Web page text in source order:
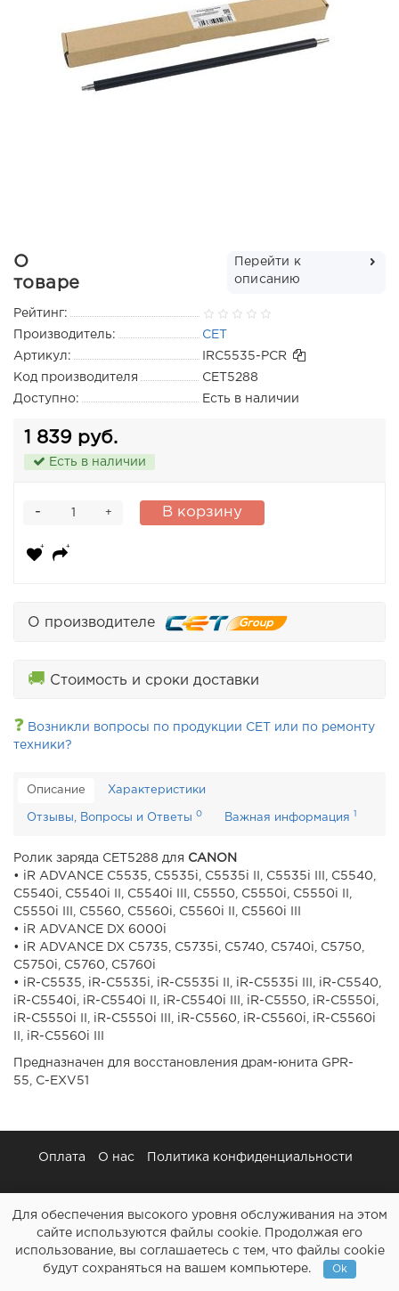
О
товаре
Перейти к
описанию
Рейтинг:
Производитель:
CET
Артикул:
IRC5535-PCR
Код производителя
CET5288
Доступно:
Есть в наличии
1 839 руб.
Есть в наличии
+
- В корзину
О производителе
🚚 Стоимость и сроки доставки
❓ Возникли вопросы по продукции CET или по ремонту
техники?
Описание Характеристики
Отзывы, Вопросы и Ответы 0 Важная информация
Ролик заряда CET5288 для CANON
• iR ADVANCE C5535, C5535i, C5535i II, C5535i III, C5540,
C5540i, C5540i II, C5540i III, C5550, C5550i, C5550i II,
C5550i III, C5560, C5560i, C5560i II, C5560i III
• iR ADVANCE DX 6000i
• iR ADVANCE DX C5735, C5735i, C5740, C5740i, C5750,
C5750i, C5760, C5760i
• iR-C5535, iR-C5535i, iR-C5535i II, iR-C5535i III, iR-C5540,
iR-C5540i, iR-C5540i II, iR-C5540i III, iR-C5550, iR-C5550i,
iR-C5550i II, iR-C5550i III, iR-C5560, iR-C5560i, iR-C5560i
II, iR-C5560i III
Предназначен для восстановления драм-юнита GPR-
55, C-EXV51
Оплата О нас Политика конфиденциальности
Картриджи и все для ремонта принтеров - Расходочка.рф
2013-2026 (c)
Для обеспечения высокого уровня обслуживания на этом
сайте используются файлы cookie. Продолжая его
использование, вы соглашаетесь с тем, что файлы cookie
будут сохраняться на вашем компьютере.
Ok